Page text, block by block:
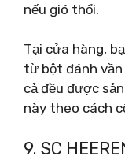
nếu gió thổi.
Tại cửa hàng,
từ bột đánh
cả đều được
này theo cách
9. SC